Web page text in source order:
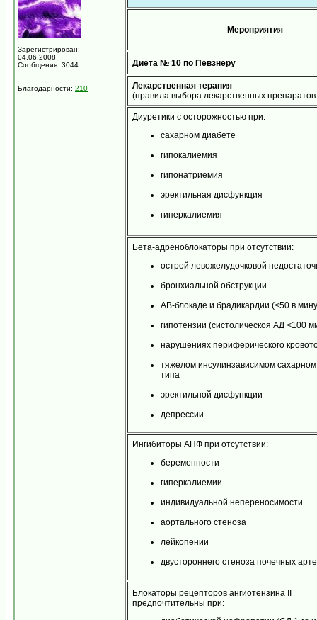
Зарегистрирован:
04.06.2008
Сообщения: 3044
Благодарности: 210
Мероприятия
Диета № 10 по Певзнеру
Лекарственная терапия
(правила выбора лекарственных
Диуретики с осторожностью при:
сахарном диабете
гипокалиемия
гипонатриемия
эректильная дисфункция
гиперкалиемия
Бета-адреноблокаторы при отсутствии:
острой левожелудочковой
бронхиальной обструкции
АВ-блокаде и брадикардии (<50 в
гипотензии (систолическоя АД <100
нарушениях периферического
тяжелом инсулинзависимом
типа
эректильной дисфункции
депрессии
Ингибиторы АПФ при отсутствии:
беременности
гиперкалиемии
индивидуальной непереносимости
аортального стеноза
лейкопении
двустороннего стеноза почечных
Блокаторы рецепторов ангиотензина II
предпочтительны при: